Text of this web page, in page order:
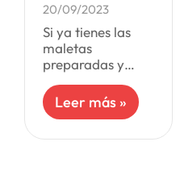
20/09/2023
Si ya tienes las
maletas
preparadas y
que admite
mascotas para tu
las vacaciones,
Leer más »